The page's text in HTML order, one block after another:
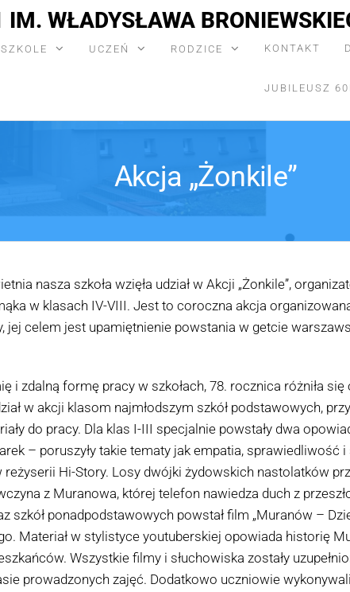
WŁADYSŁAWA
UCZEŃ RODZICE KONTAKT
JUBILEUSZ
Akcja „Żonkile”
nasza szkoła wzięła udział w Akcji „Żonkile”,
w klasach IV-VIII. Jest to coroczna akcja
jej celem jest upamiętnienie powstania w getcie
i zdalną formę pracy w szkołach, 78. rocznica różniła
w akcji klasom najmłodszym szkół podstawowych,
do pracy. Dla klas I-III specjalnie powstały dwa
– poruszyły takie tematy jak empatia, sprawiedliwość
reżyserii Hi-Story. Losy dwójki żydowskich nastolatków
z Muranowa, której telefon nawiedza duch z
szkół ponadpodstawowych powstał film „Muranów –
Materiał w stylistyce youtuberskiej opowiada historię
Wszystkie filmy i słuchowiska zostały
prowadzonych zajęć. Dodatkowo uczniowie